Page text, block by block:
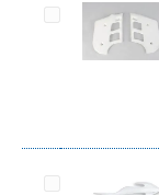
Artikel